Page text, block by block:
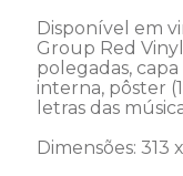
Disponível em
Group Red
polegadas,
interna, pôster
letras das
Dimensões: 313